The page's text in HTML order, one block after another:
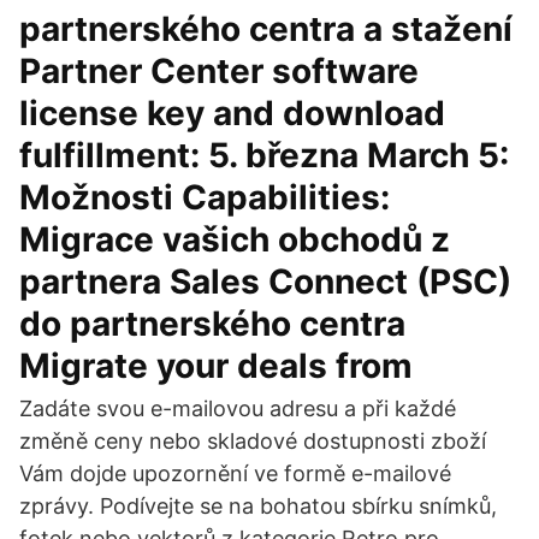
partnerského centra a stažení
Partner Center software
license key and download
fulfillment: 5. března March 5:
Možnosti Capabilities:
Migrace vašich obchodů z
partnera Sales Connect (PSC)
do partnerského centra
Migrate your deals from
Zadáte svou e-mailovou adresu a při každé
změně ceny nebo skladové dostupnosti zboží
Vám dojde upozornění ve formě e-mailové
zprávy. Podívejte se na bohatou sbírku snímků,